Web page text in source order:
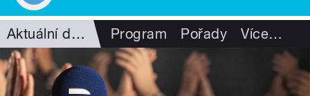
Aktuální dění Program Pořady Více…